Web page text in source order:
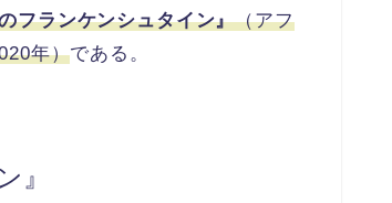
フランケンシュタイン』（アフ
年）である。
』